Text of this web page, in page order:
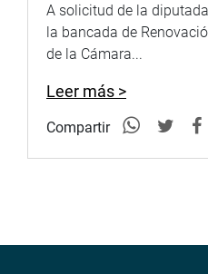
A solicitud de la
la bancada de
de la Cámara...
Leer más >
Compartir